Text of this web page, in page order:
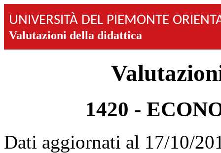
UNIVERSITÀ DEL PIEMONTE
Valutazioni della didattica
1420 -
Dati aggiornati al 17/10/